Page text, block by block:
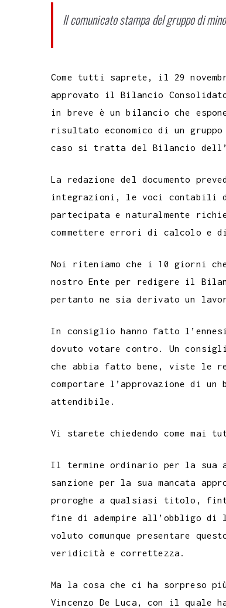
Il comunicato stampa del gruppo di
Come tutti saprete, il 29
approvato il Bilancio
in breve è un bilancio che
risultato economico di un
caso si tratta del Bilancio
La redazione del documento
integrazioni, le voci contabili
partecipata e naturalmente
commettere errori di calcolo e
Noi riteniamo che i 10 giorni
nostro Ente per redigere il
pertanto ne sia derivato un
In consiglio hanno fatto
dovuto votare contro. Un
che abbia fatto bene, viste le
comportare l’approvazione di
attendibile.
Vi starete chiedendo come mai
Il termine ordinario per la sua
sanzione per la sua mancata
proroghe a qualsiasi titolo,
fine di adempire all’obbligo di
voluto comunque presentare
veridicità e correttezza.
Ma la cosa che ci ha sorpreso
Vincenzo De Luca, con il quale